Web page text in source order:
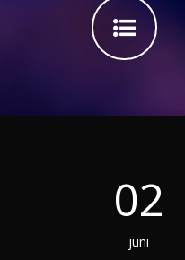
02
juni